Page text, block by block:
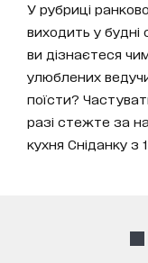
У рубриці
виходить у будні
ви дізнаєтеся
улюблених
поїсти?
разі стежте за
кухня Сніданку з